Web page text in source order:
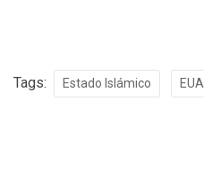
Tags: Estado Islámico EUA